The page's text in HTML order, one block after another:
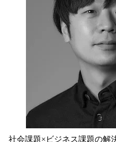
社会課題×ビジネス課題の解